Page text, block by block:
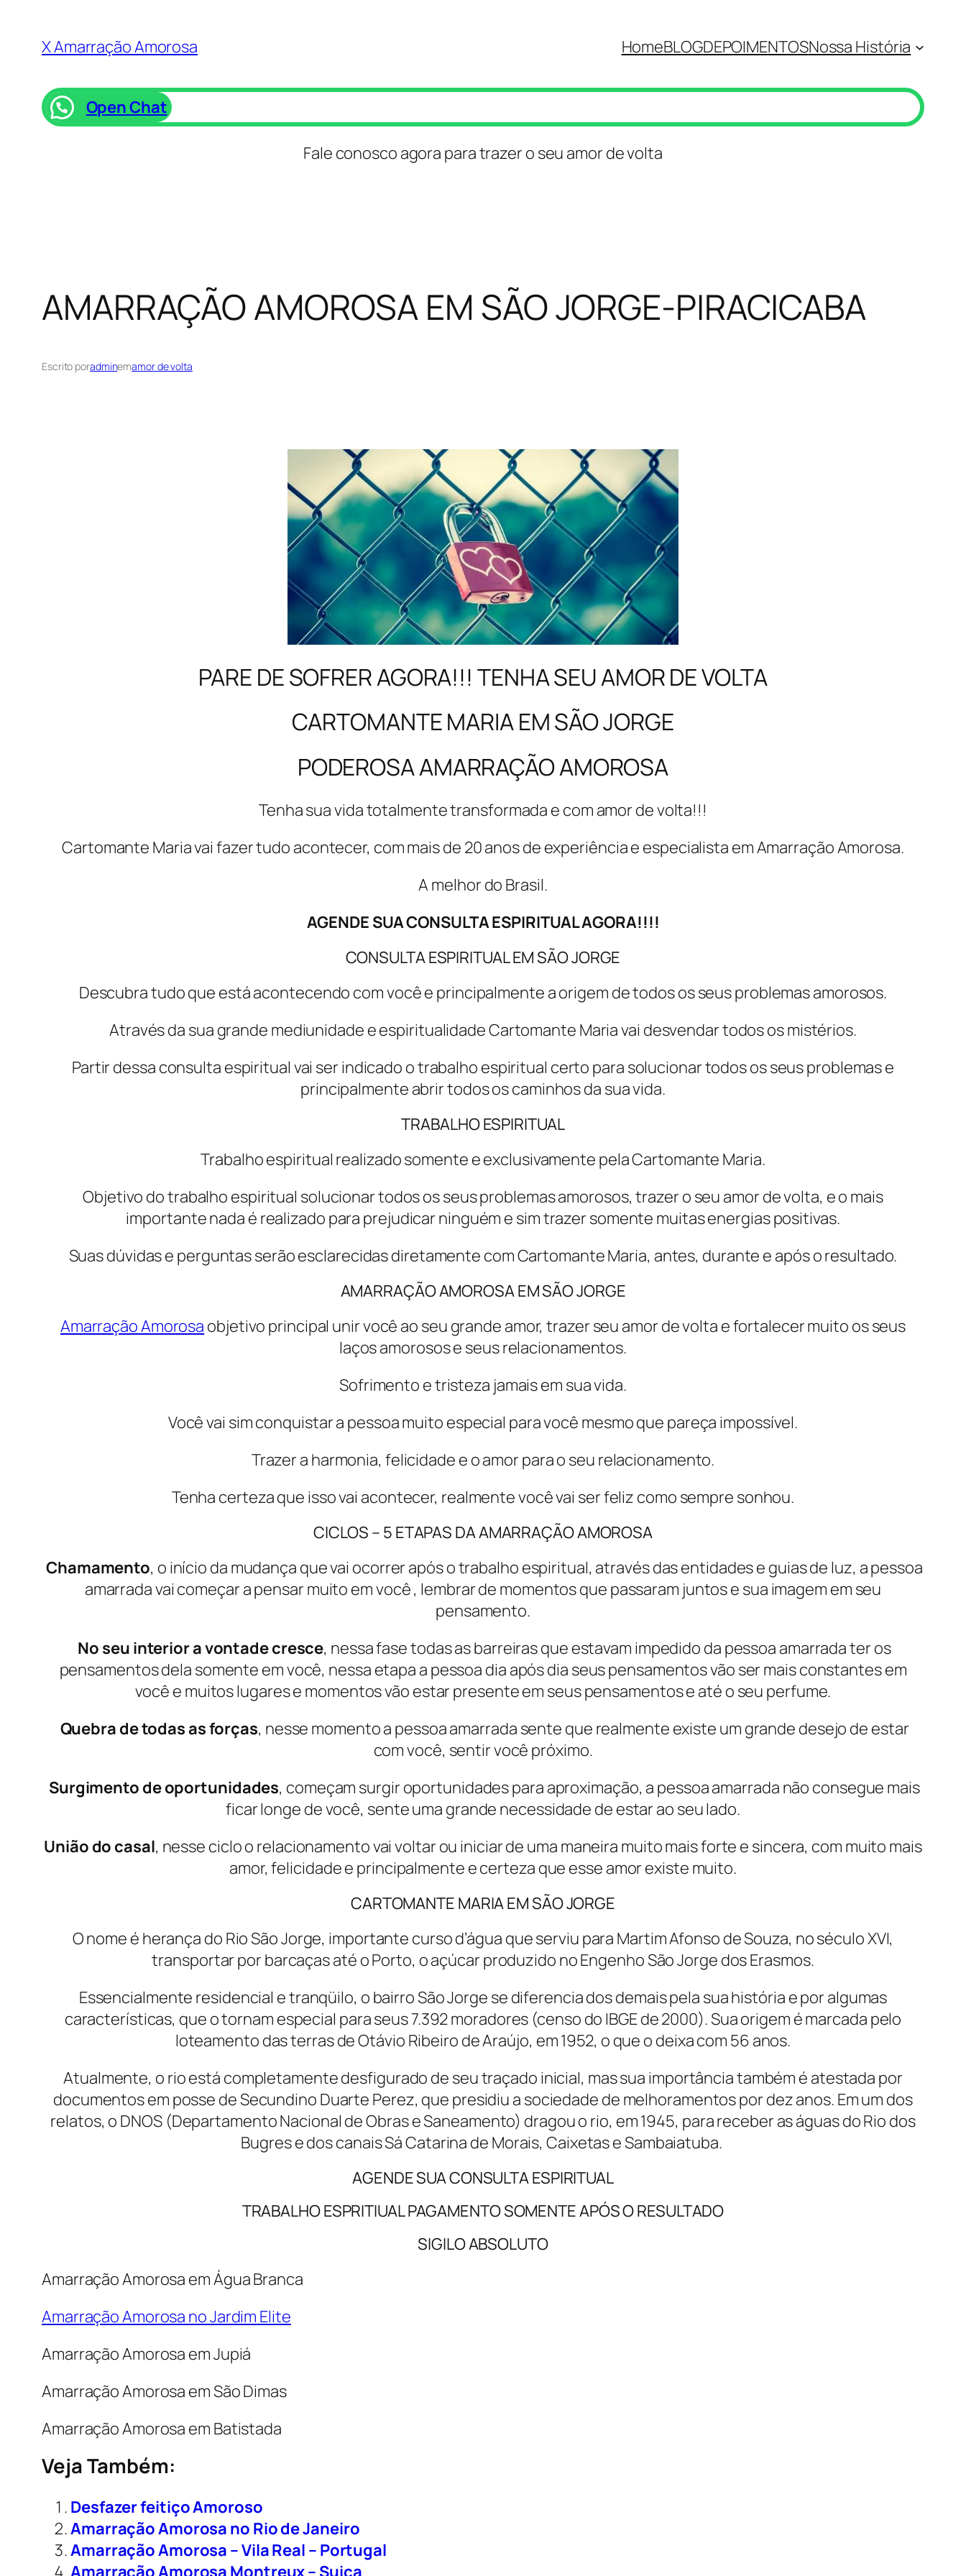
X Amarração Amorosa HomeBLOGDEPOIMENTOSNossa História
Open Chat
Fale conosco agora para trazer o seu amor de volta
AMARRAÇÃO AMOROSA EM SÃO JORGE-PIRACICABA
Escrito poradminemamor de volta
PARE DE SOFRER AGORA!!! TENHA SEU AMOR DE VOLTA
CARTOMANTE MARIA EM SÃO JORGE
PODEROSA AMARRAÇÃO AMOROSA
Tenha sua vida totalmente transformada e com amor de volta!!!
Cartomante Maria vai fazer tudo acontecer, com mais de 20 anos de experiência e especialista em Amarração Amorosa.
A melhor do Brasil.
AGENDE SUA CONSULTA ESPIRITUAL AGORA!!!!
CONSULTA ESPIRITUAL EM SÃO JORGE
Descubra tudo que está acontecendo com você e principalmente a origem de todos os seus problemas amorosos.
Através da sua grande mediunidade e espiritualidade Cartomante Maria vai desvendar todos os mistérios.
Partir dessa consulta espiritual vai ser indicado o trabalho espiritual certo para solucionar todos os seus problemas e
principalmente abrir todos os caminhos da sua vida.
TRABALHO ESPIRITUAL
Trabalho espiritual realizado somente e exclusivamente pela Cartomante Maria.
Objetivo do trabalho espiritual solucionar todos os seus problemas amorosos, trazer o seu amor de volta, e o mais
importante nada é realizado para prejudicar ninguém e sim trazer somente muitas energias positivas.
Suas dúvidas e perguntas serão esclarecidas diretamente com Cartomante Maria, antes, durante e após o resultado.
AMARRAÇÃO AMOROSA EM SÃO JORGE
Amarração Amorosa objetivo principal unir você ao seu grande amor, trazer seu amor de volta e fortalecer muito os seus
laços amorosos e seus relacionamentos.
Sofrimento e tristeza jamais em sua vida.
Você vai sim conquistar a pessoa muito especial para você mesmo que pareça impossível.
Trazer a harmonia, felicidade e o amor para o seu relacionamento.
Tenha certeza que isso vai acontecer, realmente você vai ser feliz como sempre sonhou.
CICLOS – 5 ETAPAS DA AMARRAÇÃO AMOROSA
Chamamento, o início da mudança que vai ocorrer após o trabalho espiritual, através das entidades e guias de luz, a pessoa
amarrada vai começar a pensar muito em você , lembrar de momentos que passaram juntos e sua imagem em seu
pensamento.
No seu interior a vontade cresce, nessa fase todas as barreiras que estavam impedido da pessoa amarrada ter os
pensamentos dela somente em você, nessa etapa a pessoa dia após dia seus pensamentos vão ser mais constantes em
você e muitos lugares e momentos vão estar presente em seus pensamentos e até o seu perfume.
Quebra de todas as forças, nesse momento a pessoa amarrada sente que realmente existe um grande desejo de estar
com você, sentir você próximo.
Surgimento de oportunidades, começam surgir oportunidades para aproximação, a pessoa amarrada não consegue mais
ficar longe de você, sente uma grande necessidade de estar ao seu lado.
União do casal, nesse ciclo o relacionamento vai voltar ou iniciar de uma maneira muito mais forte e sincera, com muito mais
amor, felicidade e principalmente e certeza que esse amor existe muito.
CARTOMANTE MARIA EM SÃO JORGE
O nome é herança do Rio São Jorge, importante curso d’água que serviu para Martim Afonso de Souza, no século XVI,
transportar por barcaças até o Porto, o açúcar produzido no Engenho São Jorge dos Erasmos.
Essencialmente residencial e tranqüilo, o bairro São Jorge se diferencia dos demais pela sua história e por algumas
características, que o tornam especial para seus 7.392 moradores (censo do IBGE de 2000). Sua origem é marcada pelo
loteamento das terras de Otávio Ribeiro de Araújo, em 1952, o que o deixa com 56 anos.
Atualmente, o rio está completamente desfigurado de seu traçado inicial, mas sua importância também é atestada por
documentos em posse de Secundino Duarte Perez, que presidiu a sociedade de melhoramentos por dez anos. Em um dos
relatos, o DNOS (Departamento Nacional de Obras e Saneamento) dragou o rio, em 1945, para receber as águas do Rio dos
Bugres e dos canais Sá Catarina de Morais, Caixetas e Sambaiatuba.
AGENDE SUA CONSULTA ESPIRITUAL
TRABALHO ESPRITIUAL PAGAMENTO SOMENTE APÓS O RESULTADO
SIGILO ABSOLUTO
Amarração Amorosa em Água Branca
Amarração Amorosa no Jardim Elite
Amarração Amorosa em Jupiá
Amarração Amorosa em São Dimas
Amarração Amorosa em Batistada
Veja Também:
Desfazer feitiço Amoroso
Amarração Amorosa no Rio de Janeiro
Amarração Amorosa – Vila Real – Portugal
Amarração Amorosa Montreux – Suiça